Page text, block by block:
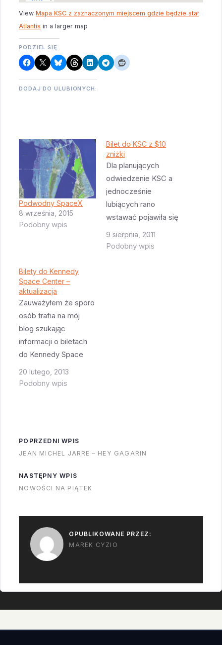
ViewMapa KSC z zaznaczonym miejscem gdzie będzie stał
Atlantis in a larger map
PODZIEL SIĘ:
DODAJ DO ULUBIONYCH:
Podwodny SpaceX
8 września, 2015
Podobny wpis
Bilet do KSC z $10
zniżki
Dla planujących
odwiedzenie KSC a
jednocześnie
lubiących rano
wstawać pojawiła się
promocja (kliknij na
link) - można kupić
9 sierpnia, 2011
Podobny wpis
Bilety do Kennedy
Space Center –
aktualizacja
Zauważyłem że sporo
osób trafia na mój
blog szukając
informacji o biletach
do Kennedy Space
Center, zwiedzaniu
Kennedy Space
starego wpisu z 2011
roku w którym są już
informacje. W związku
20 lutego, 2013
Podobny wpis
POPRZEDNI WPIS
JEAN MICHEL JARRE – HEY GAGARIN
NASTĘPNY WPIS
NOWOŚCI NA PIĄTEK
OPUBLIKOWANE PRZEZ:
MAREK CYZIO